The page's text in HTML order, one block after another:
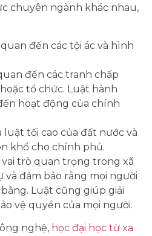
chuyên ngành khác nhau,
đến các tội ác và hình
đến các tranh chấp
tổ chức. Luật hành
hoạt động của chính
luật tối cao của đất nước và
khổ cho chính phủ.
trò quan trọng trong xã
đảm bảo rằng mọi người
Luật cũng giúp giải
vệ quyền của mọi người.
nghệ, học đại học từ xa